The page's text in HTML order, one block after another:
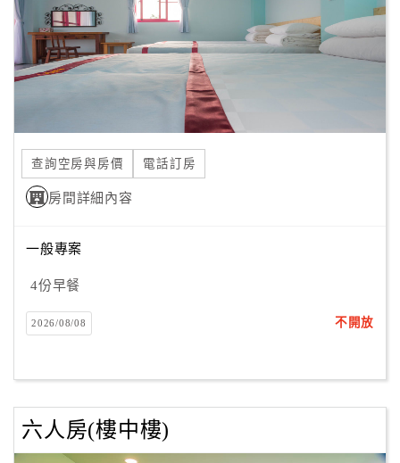
伴
計
劃
品
宣
傳
查詢空房與房價 電話訂房
房間詳細內容
一般專案
4份早餐
2026/08/08 不開放
六人房(樓中樓)